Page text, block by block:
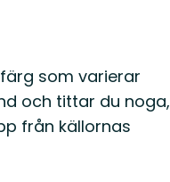
som varierar
och tittar du noga,
från källornas